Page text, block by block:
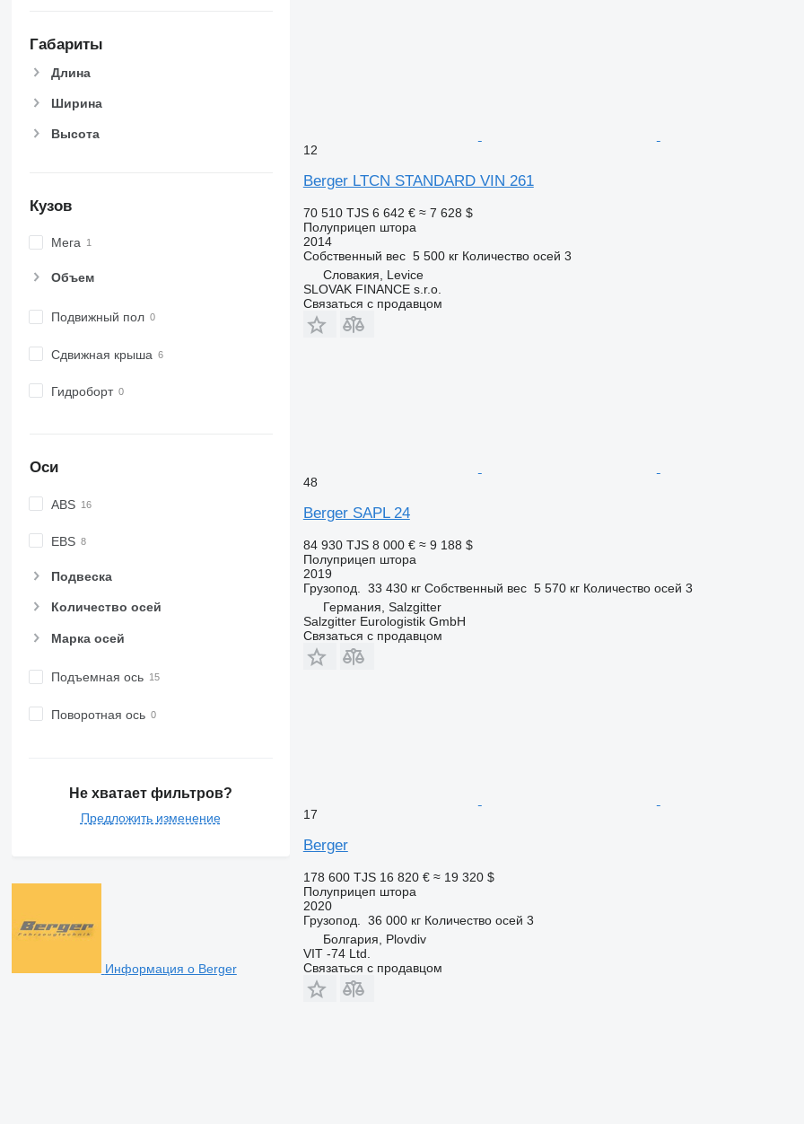
Габариты
Длина
Ширина
Высота
Кузов
Мега
Объем
Подвижный пол
Сдвижная крыша
Гидроборт
Оси
ABS
EBS
Подвеска
Количество осей
Марка осей
Подъемная ось
Поворотная ось
Не хватает фильтров?
Предложить изменение
Информация о Berger
12
Berger LTCN STANDARD VIN 261
70 510 TJS 6 642 € ≈ 7 628 $
Полуприцеп штора
2014
Собственный вес 5 500 кг Количество осей 3
Словакия, Levice
SLOVAK FINANCE s.r.o.
Связаться с продавцом
48
Berger SAPL 24
84 930 TJS 8 000 € ≈ 9 188 $
Полуприцеп штора
2019
Грузопод.
33 430 кг Собственный вес 5 570 кг Количество осей 3
Германия, Salzgitter
Salzgitter Eurologistik GmbH
Связаться с продавцом
17
Berger
178 600 TJS 16 820 € ≈ 19 320 $
Полуприцеп штора
2020
Грузопод.
36 000 кг Количество осей 3
Болгария, Plovdiv
VIT -74 Ltd.
Связаться с продавцом